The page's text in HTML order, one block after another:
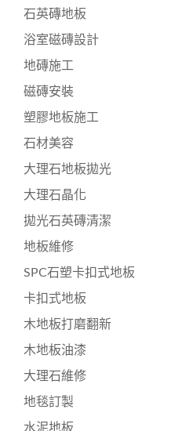
石英磚地板
浴室磁磚設計
地磚施工
磁磚安裝
塑膠地板施工
石材美容
大理石地板拋光
大理石晶化
拋光石英磚清潔
地板維修
SPC石塑卡扣式地板
卡扣式地板
木地板打磨翻新
木地板油漆
大理石維修
地毯訂製
水泥地板